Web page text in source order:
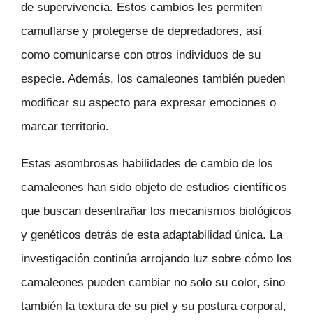
de supervivencia. Estos cambios les permiten
camuflarse y protegerse de depredadores, así
como comunicarse con otros individuos de su
especie. Además, los camaleones también pueden
modificar su aspecto para expresar emociones o
marcar territorio.
Estas asombrosas habilidades de cambio de los
camaleones han sido objeto de estudios científicos
que buscan desentrañar los mecanismos biológicos
y genéticos detrás de esta adaptabilidad única. La
investigación continúa arrojando luz sobre cómo los
camaleones pueden cambiar no solo su color, sino
también la textura de su piel y su postura corporal,